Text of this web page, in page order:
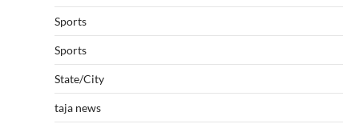
Sports
Sports
State/City
taja news